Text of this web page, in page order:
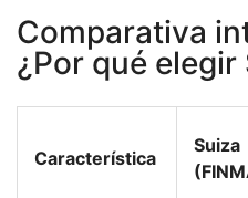
Comparativa
¿Por qué elegir
Característica
Suiza